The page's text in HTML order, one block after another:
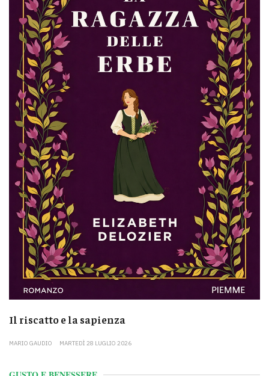
Il riscatto e la sapienza
MARIO GAUDIO MARTEDÌ 28 LUGLIO 2026